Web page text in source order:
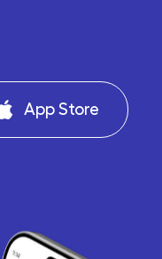
App Store